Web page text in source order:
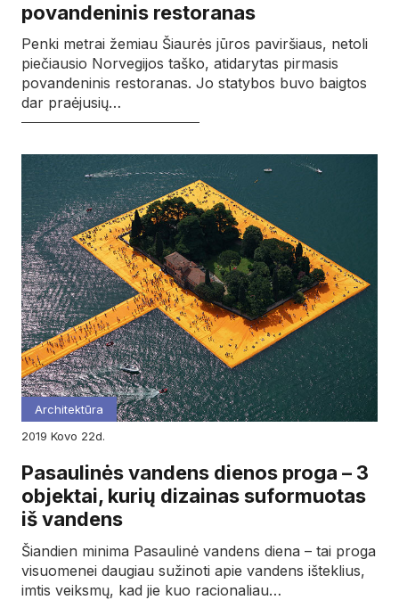
povandeninis restoranas
Penki metrai žemiau Šiaurės jūros paviršiaus, netoli
piečiausio Norvegijos taško, atidarytas pirmasis
povandeninis restoranas. Jo statybos buvo baigtos
dar praėjusių…
Architektūra
2019
kovo 22d.
Pasaulinės vandens dienos proga – 3
objektai, kurių dizainas suformuotas
iš vandens
Šiandien minima Pasaulinė vandens diena – tai proga
visuomenei daugiau sužinoti apie vandens išteklius,
imtis veiksmų, kad jie kuo racionaliau…